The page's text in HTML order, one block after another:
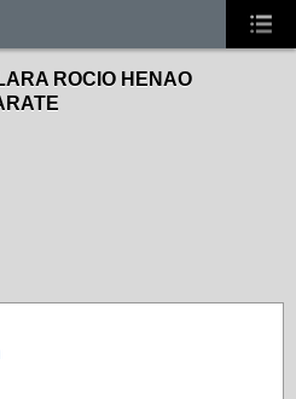
ROCIO HENAO